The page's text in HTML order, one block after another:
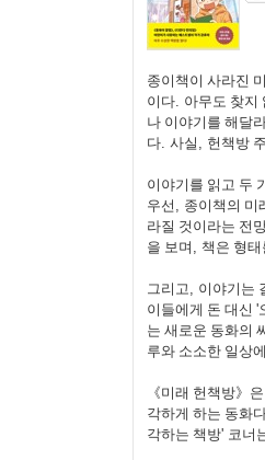
종이책이 사라진
이다 아무도 찾지
나 이야기를 해달
다 사실 헌책방
이야기를 읽고 두
우선
종이책의 미
라질 것이라는 전
을 보며
책은 형
그리고 이야기는
이들에게 돈 대신 '
는 새로운 동화의
루와 소소한 일상
《미래 헌책방》
각하게 하는 동화
각하는 책방' 코너